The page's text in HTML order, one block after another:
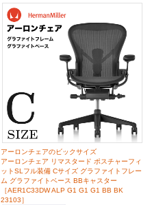
アーロンチェアのビックサイズ
アーロンチェア リマスタード ポスチャーフィ
ットSLフル装備 Cサイズ グラファイトフレー
ム グラファイトベース BBキャスター
［AER1C33DW ALP G1 G1 G1 BB BK
23103］